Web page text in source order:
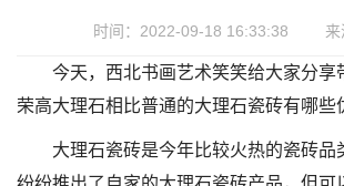
时间：2022-09-18 16:33:38 来
今天，西北书画艺术笑笑给大家分享
荣高大理石相比普通的大理石瓷砖有哪些
大理石瓷砖是今年比较火热的瓷砖品